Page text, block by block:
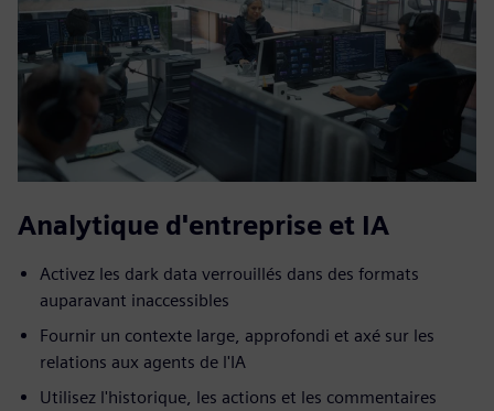
Analytique d'entreprise et IA
Activez les dark data verrouillés dans des formats
auparavant inaccessibles
Fournir un contexte large, approfondi et axé sur les
relations aux agents de l'IA
Utilisez l'historique, les actions et les commentaires